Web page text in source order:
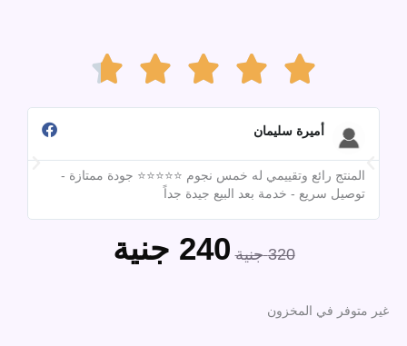





4.7
out
أميرة سليمان
المنتج رائع وتقييمي له خمس نجوم ⭐⭐⭐⭐⭐ جودة ممتازة -
توصيل سريع - خدمة بعد البيع جيدة جداً
320 جنية
السعر
240 جنية
غير متوفر في المخزون